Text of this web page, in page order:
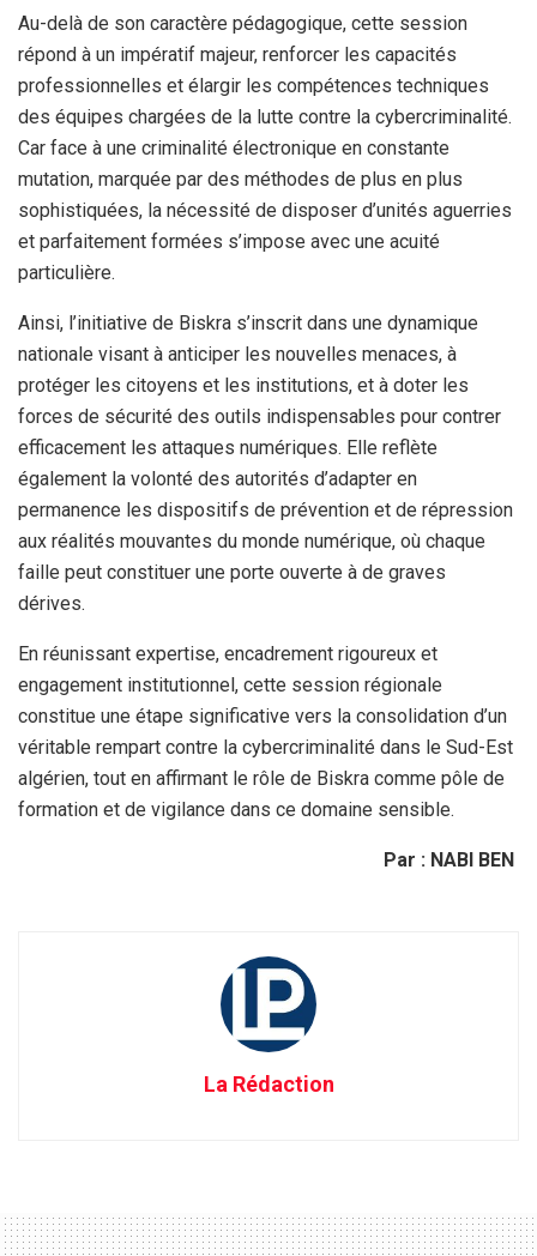
Au-delà de son caractère pédagogique, cette session
répond à un impératif majeur, renforcer les capacités
professionnelles et élargir les compétences techniques
des équipes chargées de la lutte contre la cybercriminalité.
Car face à une criminalité électronique en constante
mutation, marquée par des méthodes de plus en plus
sophistiquées, la nécessité de disposer d’unités aguerries
et parfaitement formées s’impose avec une acuité
particulière.
Ainsi, l’initiative de Biskra s’inscrit dans une dynamique
nationale visant à anticiper les nouvelles menaces, à
protéger les citoyens et les institutions, et à doter les
forces de sécurité des outils indispensables pour contrer
efficacement les attaques numériques. Elle reflète
également la volonté des autorités d’adapter en
permanence les dispositifs de prévention et de répression
aux réalités mouvantes du monde numérique, où chaque
faille peut constituer une porte ouverte à de graves
dérives.
En réunissant expertise, encadrement rigoureux et
engagement institutionnel, cette session régionale
constitue une étape significative vers la consolidation d’un
véritable rempart contre la cybercriminalité dans le Sud-Est
algérien, tout en affirmant le rôle de Biskra comme pôle de
formation et de vigilance dans ce domaine sensible.
Par : NABI BEN
La Rédaction